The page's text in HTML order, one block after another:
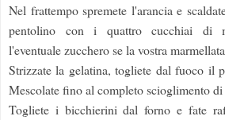
Nel frattempo spremete l'arancia e
pentolino con i quattro cucchiai di
l'eventuale zucchero se la vostra
Strizzate la gelatina, togliete dal fuoco il
Mescolate fino al completo scioglimento
Togliete i bicchierini dal forno e fate